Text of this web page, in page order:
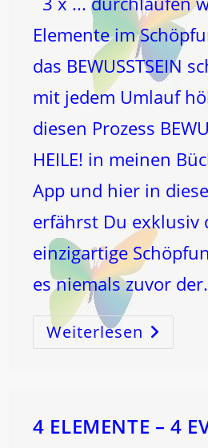
Elemente im
das BEWUSSTSEIN
mit jedem Umlauf
diesen Prozess
HEILE! in meinen
App und hier in
erfährst Du exklusiv
einzigartige
es niemals zuvor
Weiterlesen FEUER
4 ELEMENTE – 4